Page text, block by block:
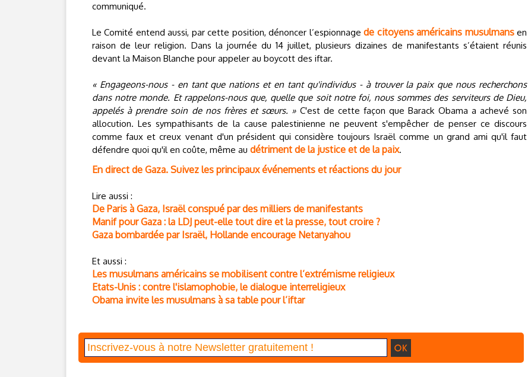
communiqué.
Le Comité entend aussi, par cette position, dénoncer l’espionnagede citoyens américains musulmansen
raison de leur religion. Dans la journée du 14 juillet, plusieurs dizaines de manifestants s’étaient réunis
devant la Maison Blanche pour appeler au boycott des iftar.
« Engageons-nous - en tant que nations et en tant qu'individus - à trouver la paix que nous recherchons
dans notre monde. Et rappelons-nous que, quelle que soit notre foi, nous sommes des serviteurs de Dieu,
appelés à prendre soin de nos frères et sœurs. »C'est de cette façon que Barack Obama a achevé son
allocution. Les sympathisants de la cause palestinienne ne peuvent s'empêcher de penser ce discours
comme faux et creux venant d'un président qui considère toujours Israël comme un grand ami qu'il faut
défendre quoi qu'il en coûte, même au détriment de la justice et de la paix.
En direct de Gaza. Suivez les principaux événements et réactions du jour
Lire aussi :
De Paris à Gaza, Israël conspué par des milliers de manifestants
Manif pour Gaza : la LDJ peut-elle tout dire et la presse, tout croire ?
Gaza bombardée par Israël, Hollande encourage Netanyahou
Et aussi :
Les musulmans américains se mobilisent contre l’extrémisme religieux
Etats-Unis : contre l'islamophobie, le dialogue interreligieux
Obama invite les musulmans à sa table pour l’iftar